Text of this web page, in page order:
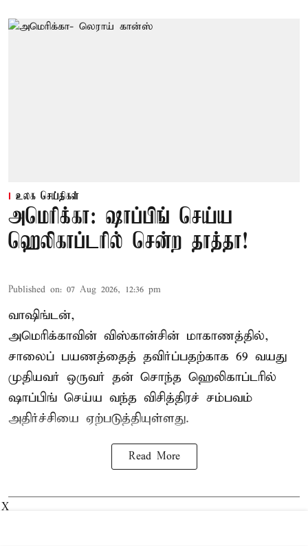
உலக செய்திகள்
அமெரிக்கா: ஷாப்பிங் செய்ய
ஹெலிகாப்டரில் சென்ற தாத்தா!
Published on: 07 Aug 2026, 12:36 pm
வாஷிங்டன்,
அமெரிக்காவின் விஸ்கான்சின் மாகாணத்தில்,
சாலைப் பயணத்தைத் தவிர்ப்பதற்காக 69 வயது
முதியவர் ஒருவர் தன் சொந்த ஹெலிகாப்டரில்
ஷாப்பிங் செய்ய வந்த விசித்திரச் சம்பவம்
அதிர்ச்சியை ஏற்படுத்தியுள்ளது.
Read More
X